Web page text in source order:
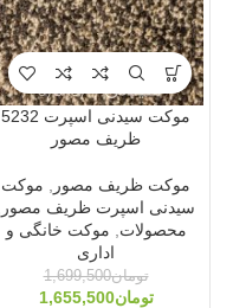
موکت سیدنی اسپرت 5232
ظریف مصور
موکت ظریف مصور
موکت
سیدنی اسپرت ظریف مصور
محصولات
موکت خانگی و
اداری
تومان1,699,500
تومان1,655,500